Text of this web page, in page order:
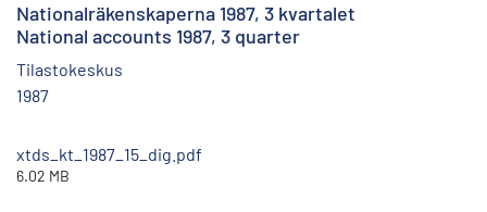
Nationalräkenskaperna 1987, 3 kvartalet
National accounts 1987, 3 quarter
Tilastokeskus
1987
xtds_kt_1987_15_dig.pdf
6.02 MB